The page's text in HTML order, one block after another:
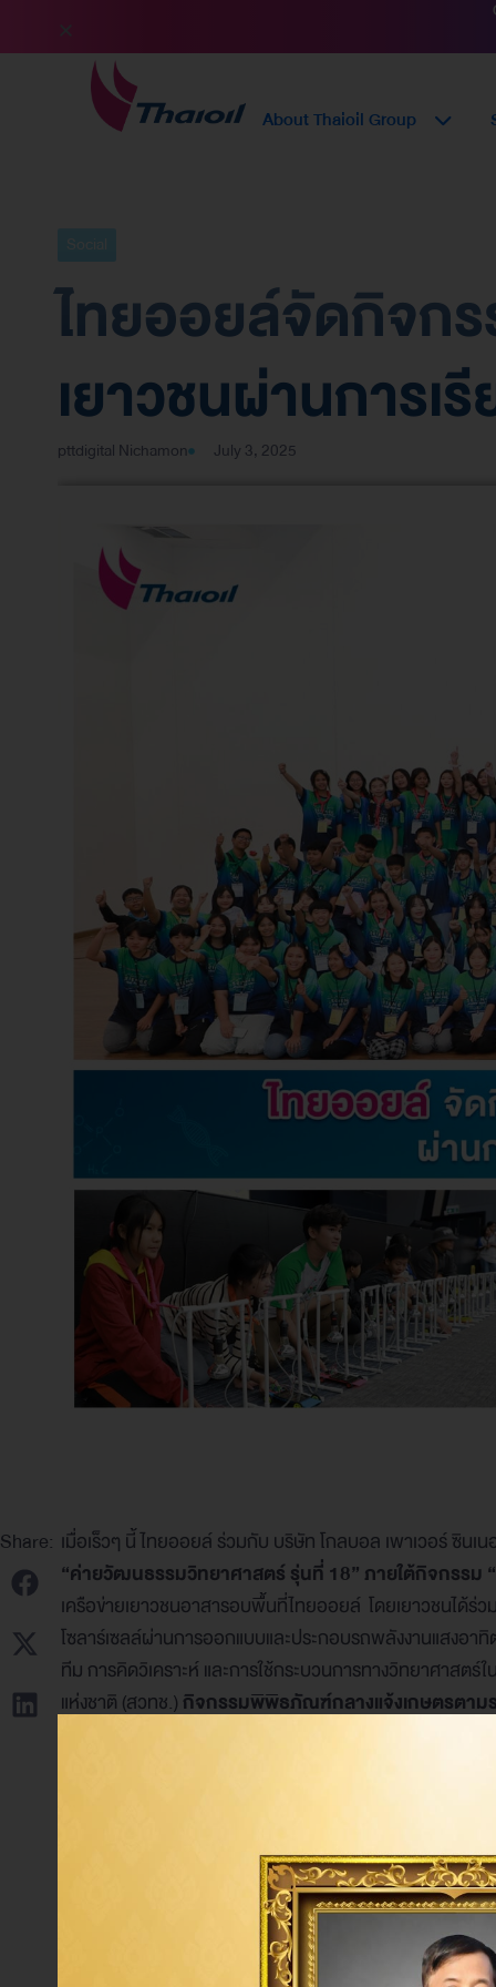
About Thaioil Group
ไทยออยล์จัดกิจก
เยาวชนผ่านการ
pttdigital Nichamon July 3, 2025
Share: เมื่อเร็วๆ นี้ ไทยออยล์ ร่วมกับ บริษัท โกลบอล เพาเวอร์ ซิน
“ค่ายวัฒนธรรมวิทยาศาสตร์ รุ่นที่ 18” ภายใต้กิจกรรม
เครือข่ายเยาวชนอาสารอบพื้นที่ไทยออยล์ โดยเยาวชนได้ร่
โซลาร์เซลล์ผ่านการออกแบบและประกอบรถพลังงานแสงอ
ทีม การคิดวิเคราะห์ และการใช้กระบวนการทางวิทยาศาส
แห่งชาติ (สวทช.) กิจกรรมพิพิธภัณฑ์กลางแจ้งเกษตรตาม
ไทยออยล์มีเป้าหมายให้กิจกรรมในครั้งนี้จะช่วยเสริมสร้าง
เทคโนโลยี สังคมและวัฒนธรรม พร้อมปลูกฝังทักษะการเ
เยาวชนให้เติบโตเป็นกำลังสำคัญของประเทศในอนาคต